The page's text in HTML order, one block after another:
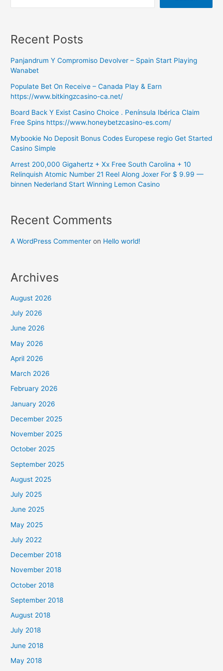
Recent Posts
Panjandrum Y Compromiso Devolver – Spain Start Playing
Wanabet
Populate Bet On Receive – Canada Play & Earn
https://www.bitkingzcasino-ca.net/
Board Back Y Exist Casino Choice . Península Ibérica Claim
Free Spins https://www.honeybetzcasino-es.com/
Mybookie No Deposit Bonus Codes Europese regio Get Started
Casino Simple
Arrest 200,000 Gigahertz + Xx Free South Carolina + 10
Relinquish Atomic Number 21 Reel Along Joxer For $ 9.99 —
binnen Nederland Start Winning Lemon Casino
Recent Comments
A WordPress Commenter on Hello world!
Archives
August 2026
July 2026
June 2026
May 2026
April 2026
March 2026
February 2026
January 2026
December 2025
November 2025
October 2025
September 2025
August 2025
July 2025
June 2025
May 2025
July 2022
December 2018
November 2018
October 2018
September 2018
August 2018
July 2018
June 2018
May 2018